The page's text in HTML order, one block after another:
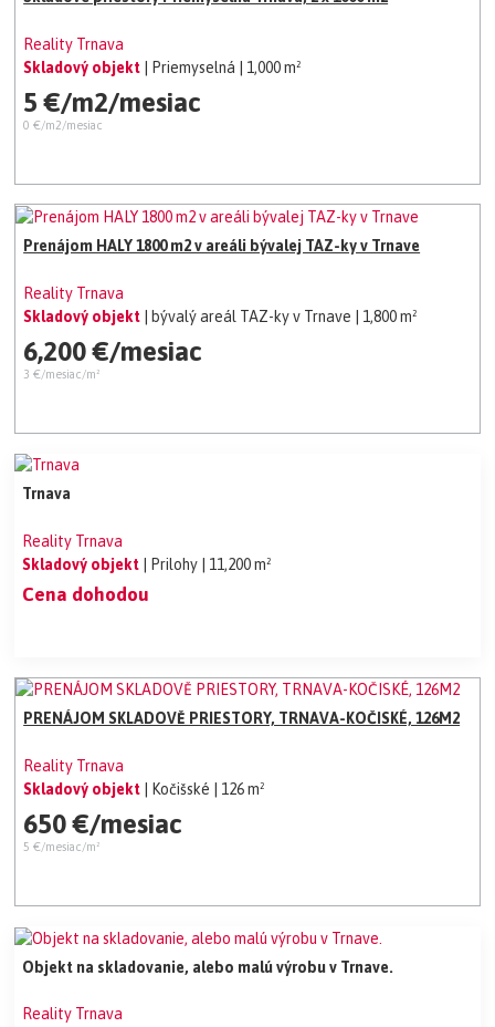
Reality Trnava
Skladový objekt
| Priemyselná | 1,000 m²
5 €/m2/mesiac
0 €/m2/mesiac
Prenájom HALY 1800 m2 v areáli bývalej TAZ-ky v Trnave
Reality Trnava
Skladový objekt
| bývalý areál TAZ-ky v Trnave | 1,800 m²
6,200 €/mesiac
3 €/mesiac/m²
Trnava
Reality Trnava
Skladový objekt
| Prilohy | 11,200 m²
Cena dohodou
PRENÁJOM SKLADOVĚ PRIESTORY, TRNAVA-KOČISKÉ, 126M2
Reality Trnava
Skladový objekt
| Kočišské | 126 m²
650 €/mesiac
5 €/mesiac/m²
Objekt na skladovanie, alebo malú výrobu v Trnave.
Reality Trnava